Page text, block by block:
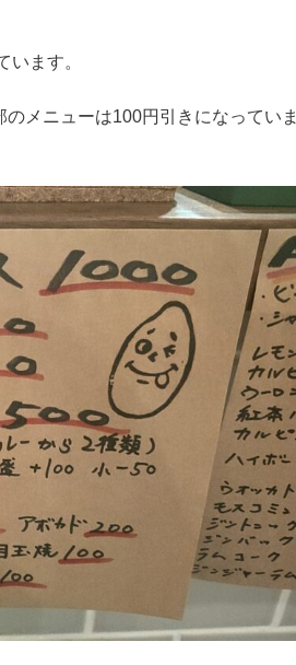
ます。
メニューは100円引きになっていま